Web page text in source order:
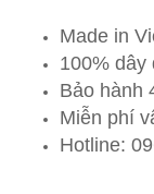
Made in
100% dây
Bảo hành
Miễn phí
Hotline: